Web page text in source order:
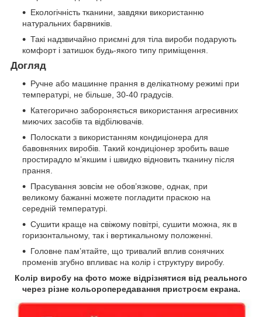
Екологічність тканини, завдяки використанню
натуральних барвників.
Такі надзвичайно приємні для тіла вироби подарують
комфорт і затишок будь-якого типу приміщення.
Догляд
Ручне або машинне прання в делікатному режимі при
температурі, не більше, 30-40 градусів.
Категорично забороняється використання агресивних
миючих засобів та відбілювачів.
Полоскати з використанням кондиціонера для
бавовняних виробів. Такий кондиціонер зробить ваше
простирадло м’якшим і швидко відновить тканину після
прання.
Прасування зовсім не обов’язкове, однак, при
великому бажанні можете погладити праскою на
середній температурі.
Сушити краще на свіжому повітрі, сушити можна, як в
горизонтальному, так і вертикальному положенні.
Головне пам’ятайте, що тривалий вплив сонячних
променів згубно впливає на колір і структуру виробу.
Колір виробу на фото може відрізнятися від реального
через різне кольоропередавання пристроєм екрана.